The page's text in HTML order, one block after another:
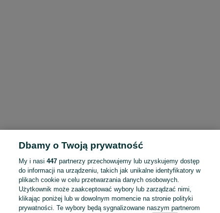
Dbamy o Twoją prywatność
My i nasi447 partnerzy przechowujemy lub uzyskujemy dostęp
do informacji na urządzeniu, takich jak unikalne identyfikatory w
plikach cookie w celu przetwarzania danych osobowych.
Użytkownik może zaakceptować wybory lub zarządzać nimi,
klikając poniżej lub w dowolnym momencie na stronie polityki
prywatności. Te wybory będą sygnalizowane naszym partnerom